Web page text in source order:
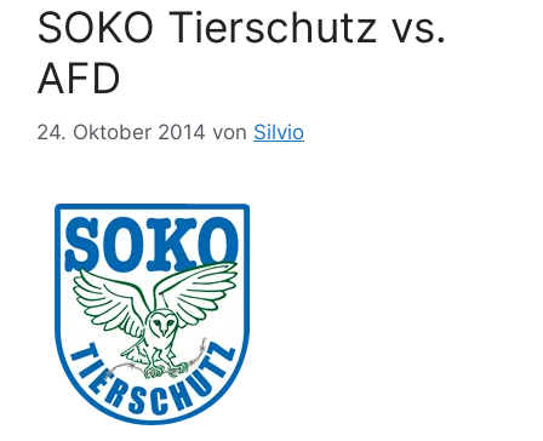
i
e
n
w
ö
r
SOKO Tierschutz vs.
AFD
24. Oktober 2014 von Silvio